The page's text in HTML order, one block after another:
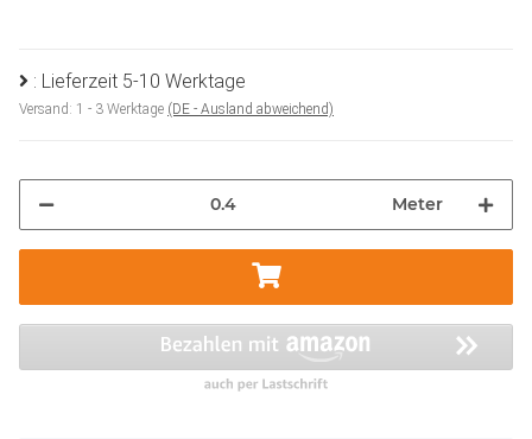
: Lieferzeit 5-10 Werktage
Versand: 1 - 3 Werktage (DE - Ausland abweichend)
Meter